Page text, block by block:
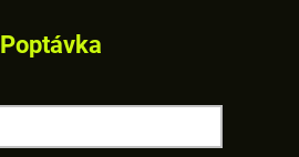
Poptávka